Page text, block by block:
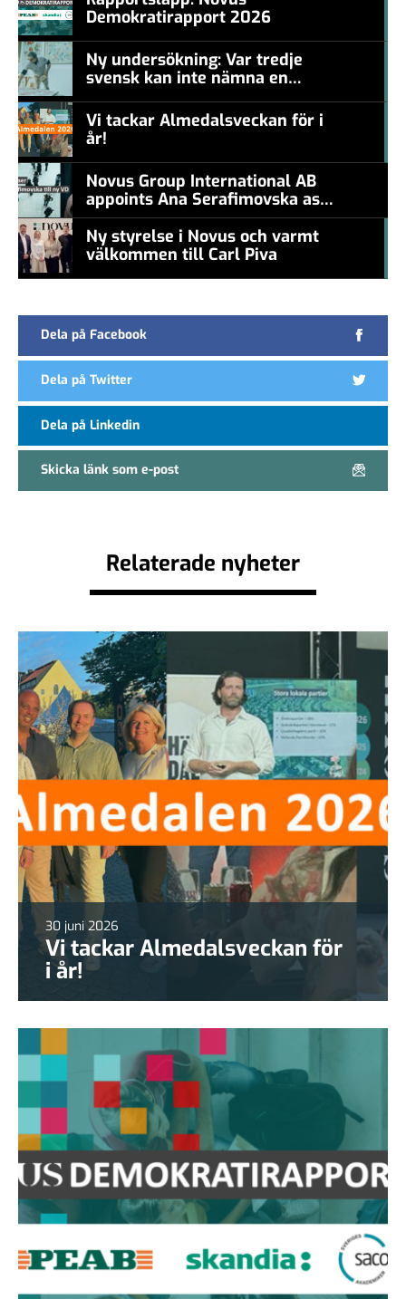
Demokratirapport 2026
Ny undersökning: Var tredje
svensk kan inte nämna en
levande konstnär
Vi tackar Almedalsveckan för i
år!
Novus Group International AB
appoints Ana Serafimovska as
new CEO
Ny styrelse i Novus och varmt
välkommen till Carl Piva
Dela på Facebook
Dela på Twitter
Dela på Linkedin
Skicka länk som e-post
Relaterade nyheter
30 juni 2026
Vi tackar Almedalsveckan för
i år!